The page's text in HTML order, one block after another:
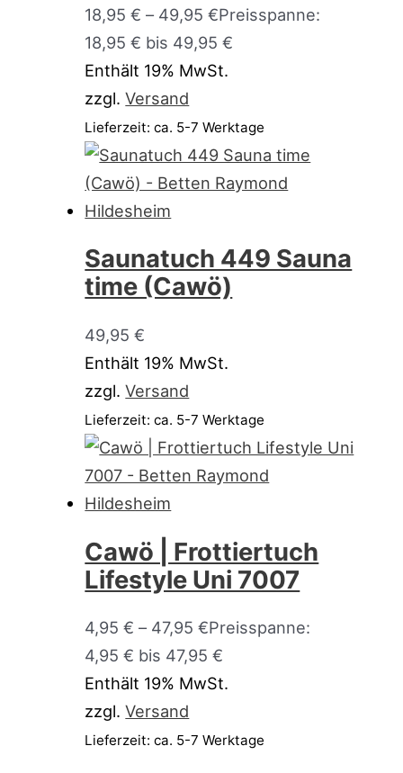
18,95€ – 49,95€Preisspanne:
18,95 € bis 49,95 €
Enthält 19% MwSt.
zzgl.Versand
Lieferzeit: ca. 5-7 Werktage
Saunatuch 449 Sauna
time (Cawö)
49,95€
Enthält 19% MwSt.
zzgl.Versand
Lieferzeit: ca. 5-7 Werktage
Cawö | Frottiertuch
Lifestyle Uni 7007
4,95€ – 47,95€Preisspanne:
4,95 € bis 47,95 €
Enthält 19% MwSt.
zzgl.Versand
Lieferzeit: ca. 5-7 Werktage